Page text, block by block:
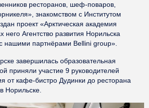
ресторанов, шеф-поваров,
знакомством с Институтом
проект «Арктическая академия
него Агентство развития Норильска
нашими партнёрами Bellini group».
завершилась образовательная
приняли участие 9 руководителей
от кафе-бистро Дудинки до ресторана
Норильске.